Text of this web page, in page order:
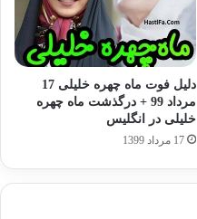
دلیل فوت ماه چهره خلیلی 17
مرداد 99 + درگذشت ماه چهره
خلیلی در انگلیس
17 مرداد 1399